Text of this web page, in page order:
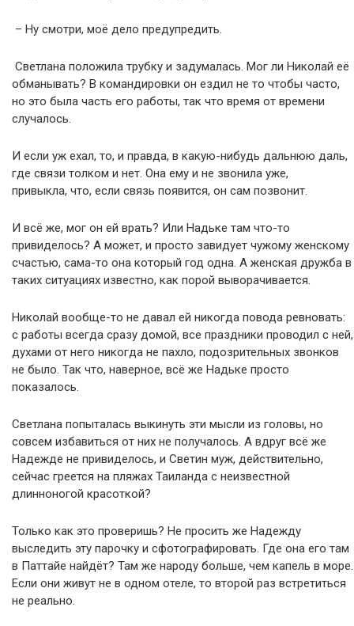
– Ну смотри, моё дело предупредить.
Светлана положила трубку и задумалась. Мог ли Николай её
обманывать? В командировки он ездил не то чтобы часто,
но это была часть его работы, так что время от времени
случалось.
И если уж ехал, то, и правда, в какую-нибудь дальнюю даль,
где связи толком и нет. Она ему и не звонила уже,
привыкла, что, если связь появится, он сам позвонит.
И всё же, мог он ей врать? Или Надьке там что-то
привиделось? А может, и просто завидует чужому женскому
счастью, сама-то она который год одна. А женская дружба в
таких ситуациях известно, как порой выворачивается.
Николай вообще-то не давал ей никогда повода ревновать:
с работы всегда сразу домой, все праздники проводил с ней,
духами от него никогда не пахло, подозрительных звонков
не было. Так что, наверное, всё же Надьке просто
показалось.
Светлана попыталась выкинуть эти мысли из головы, но
совсем избавиться от них не получалось. А вдруг всё же
Надежде не привиделось, и Светин муж, действительно,
сейчас греется на пляжах Таиланда с неизвестной
длинноногой красоткой?
Только как это проверишь? Не просить же Надежду
выследить эту парочку и сфотографировать. Где она его там
в Паттайе найдёт? Там же народу больше, чем капель в море.
Если они живут не в одном отеле, то второй раз встретиться
не реально.